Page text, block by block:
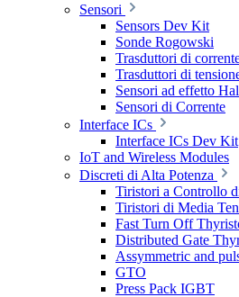
Sensori
Sensors Dev Kit
Sonde Rogowski
Trasduttori di
Trasduttori di
Sensori ad effetto
Sensori di Corrente
Interface ICs
Interface ICs Dev Kit
IoT and Wireless Modules
Discreti di Alta Potenza
Tiristori a Controllo
Tiristori di Media
Fast Turn Off
Distributed Gate
Assymmetric and
GTO
Press Pack IGBT